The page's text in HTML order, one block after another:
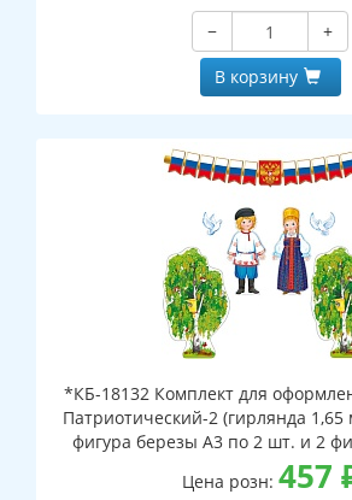
−
+
В корзину
*КБ-18132 Комплект для
Патриотический-2 (гирлянда 1,65
фигура березы А3 по 2 шт. и 2
Цена розн: 457